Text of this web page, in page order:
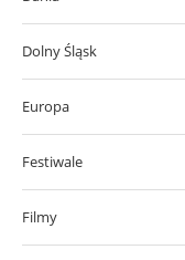
Dolny Śląsk
Europa
Festiwale
Filmy